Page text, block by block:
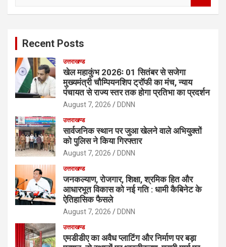
Recent Posts
उत्तराखण्ड
खेल महाकुंभ 2026ः 01 सितंबर से सजेगा
मुख्यमंत्री चौम्पियनशिप ट्रॉफी का मंच, न्याय
पंचायत से राज्य स्तर तक होगा प्रतिभा का प्रदर्शन
August 7, 2026 DDNN
उत्तराखण्ड
सार्वजनिक स्थान पर जुआ खेलने वाले अभियुक्तों
को पुलिस ने किया गिरफ्तार
August 7, 2026 DDNN
उत्तराखण्ड
जनकल्याण, रोजगार, शिक्षा, श्रमिक हित और
आधारभूत विकास को नई गति : धामी कैबिनेट के
ऐतिहासिक फैसले
August 7, 2026 DDNN
उत्तराखण्ड
एमडीडीए का अवैध प्लाटिंग और निर्माण पर बड़ा